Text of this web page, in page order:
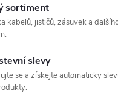
sortiment
kabelů, jističů, zásuvek a
slevy
se a získejte automaticky